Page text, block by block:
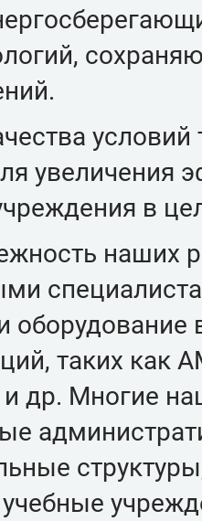
условий
увеличения
в
наших
таких как
и др. Многие